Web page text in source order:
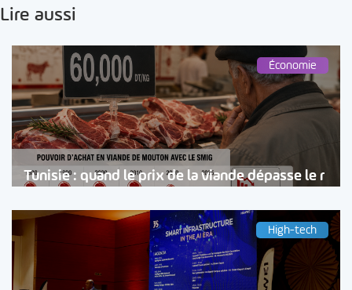
Lire aussi
Économie
Tunisie : quand le prix de la viande dépasse le r
High-tech